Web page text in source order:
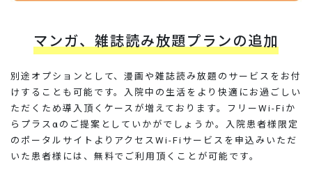
マンガ、雑誌読み放題プランの追加
別途オプションとして、漫画や雑誌読み放題のサービスをお付
けすることも可能です。入院中の生活をより快適にお過ごしい
ただくため導入頂くケースが増えております。フリーWi-Fiか
らプラスαのご提案としていかがでしょうか。入院患者様限定
のポータルサイトよりアクセスWi-Fiサービスを申込みいただ
いた患者様には、無料でご利用頂くことが可能です。